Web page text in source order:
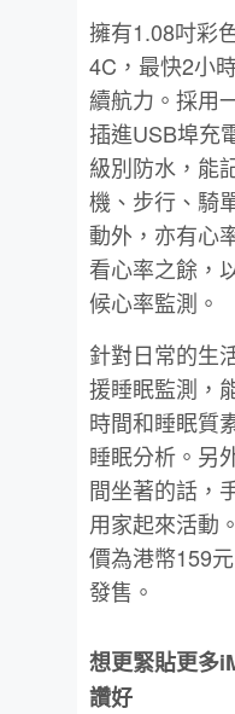
擁有1.08吋彩
4C，最快2小
續航力。採用
插進USB埠充
級別防水，能
機、步行、騎
動外，亦有心
看心率之餘，
候心率監測。
針對日常的生
援睡眠監測，
時間和睡眠質
睡眠分析。另
間坐著的話，
用家起來活動
價為港幣159
發售。
想更緊貼更多
讚好